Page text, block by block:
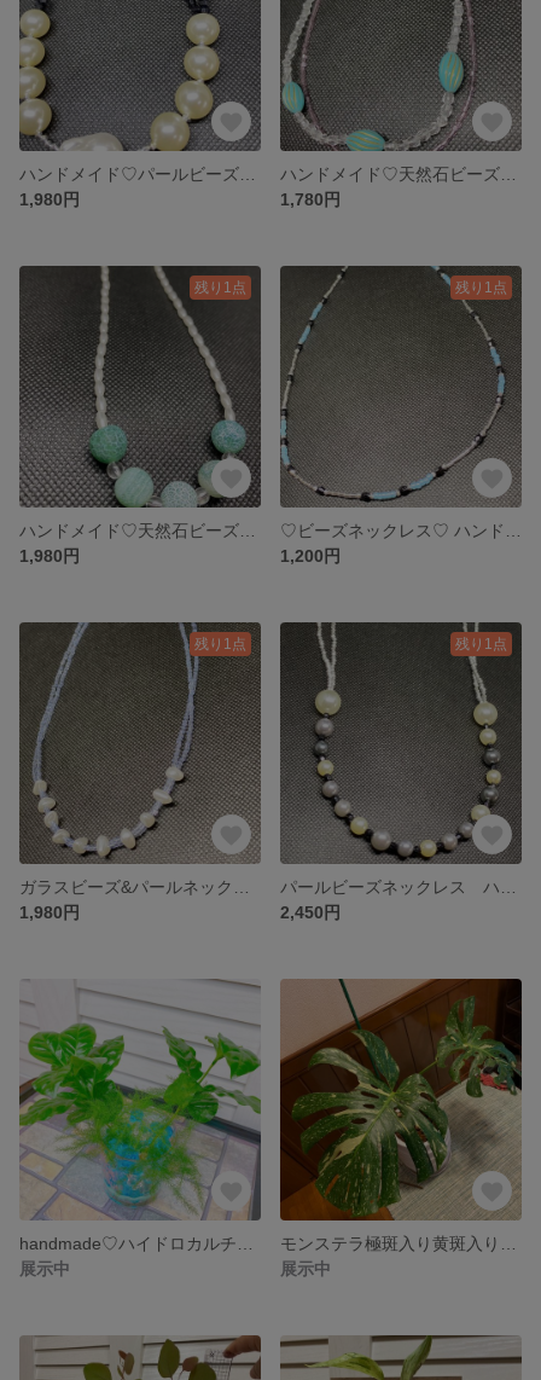
1,980円
1,780円
残り1点
1,980円
残り1点
1,200円
残り1点
1,980円
残り1点
2,450円
展示中
展示中